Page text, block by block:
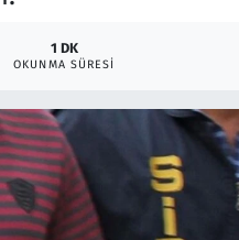
1 DK
OKUNMA SÜRESI